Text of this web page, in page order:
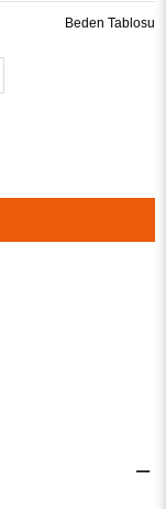
Beden Tablosu